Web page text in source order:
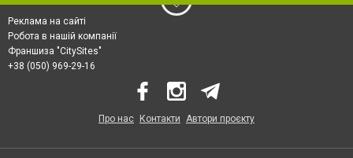
Реклама на сайті
Робота в нашій компанії
Франшиза "CitySites"
+38 (050) 969-29-16
Про нас Контакти Автори проєкту